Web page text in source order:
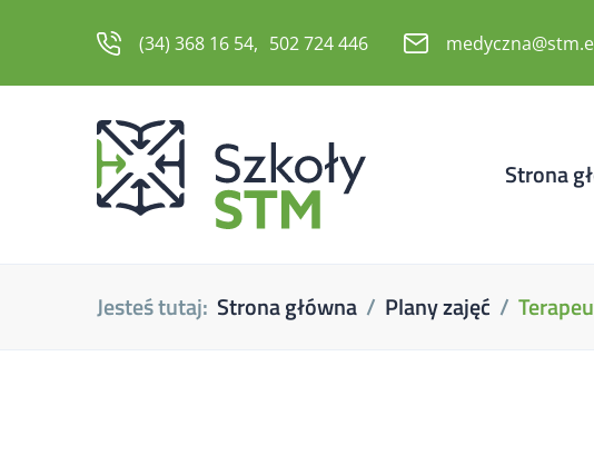
(34) 368 16 54 502 724 446
Strona
Jesteś tutaj: Strona główna Plany zajęć